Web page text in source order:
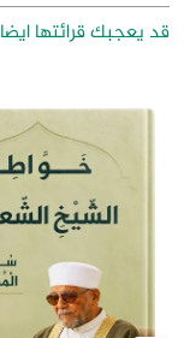
قد يعجبك قرائتها ايضا